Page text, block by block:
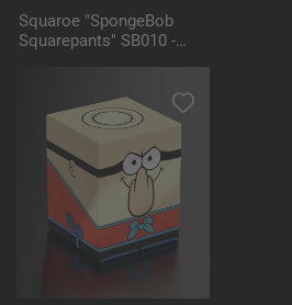
Squaroe "SpongeBob
Squarepants" SB010 -